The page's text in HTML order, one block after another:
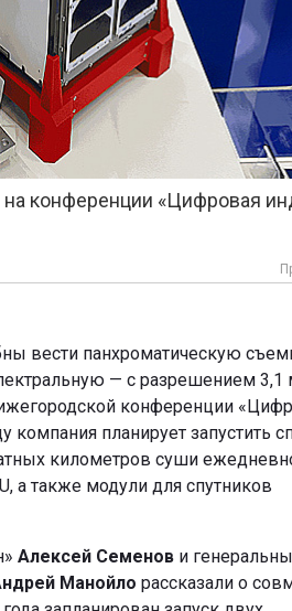
на конференции «Цифровая
вести панхроматическую
— с разрешением 3,1
конференции
планирует запустить
километров суши
а также модули для спутников
Алексей Семенови
Манойло рассказали о